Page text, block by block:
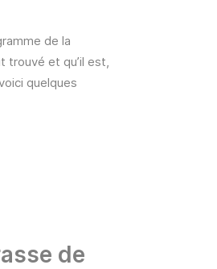
de la
trouvé et qu’il est,
quelques
de